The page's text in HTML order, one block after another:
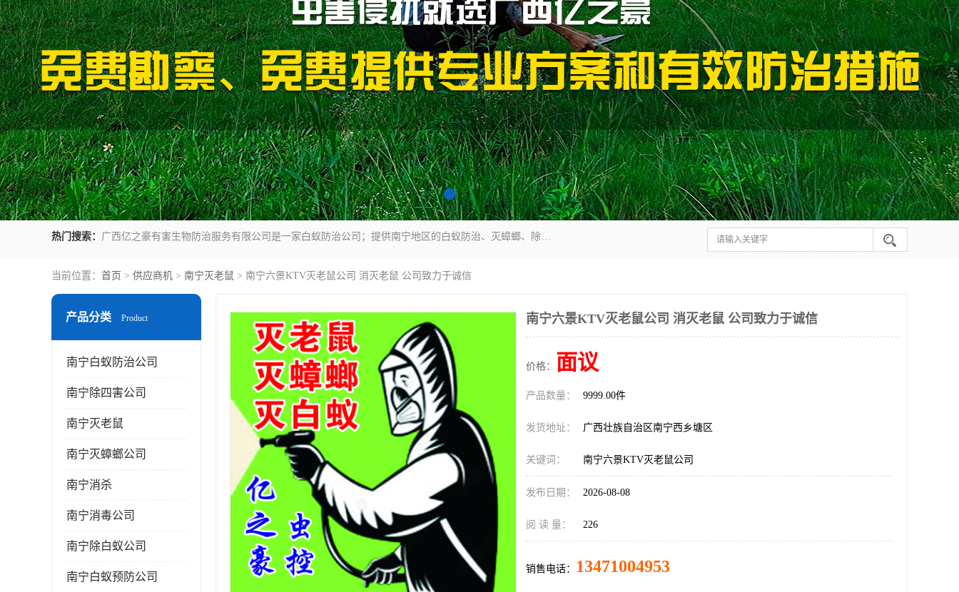
热门搜索： 广西亿之豪有害生物防治服务有限公司是一家白蚁防治公司；提供南宁地区的白蚁防治、灭蟑螂、除四害、除白蚁、白蚁预防、消毒等服务，广西亿之豪有害生物防治服务有限公司专业灭蟑螂,灭鼠,除四害,服务上门,安全环保,售后保障,一次消杀，竭诚为您服务.
当前位置： 首页 > 供应商机 > 南宁灭老鼠 > 南宁六景KTV灭老鼠公司 消灭老鼠 公司致力于诚信
产品分类 Product
南宁白蚁防治公司
南宁除四害公司
南宁灭老鼠
南宁灭蟑螂公司
南宁消杀
南宁消毒公司
南宁除白蚁公司
南宁白蚁预防公司
南宁六景KTV灭老鼠公司 消灭老鼠 公司致力于诚信
价格： 面议
产品数量： 9999.00件
发货地址： 广西壮族自治区南宁西乡塘区
关键词： 南宁六景KTV灭老鼠公司
发布日期： 2026-08-08
阅 读 量： 226
销售电话： 13471004953